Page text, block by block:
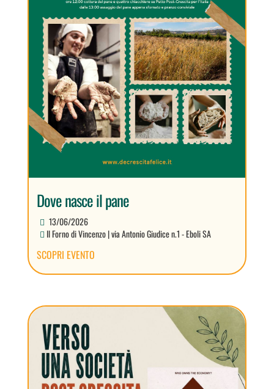
Dove nasce il pane
13/06/2026
Il Forno di Vincenzo | via Antonio Giudice n.1 - Eboli SA
SCOPRI EVENTO